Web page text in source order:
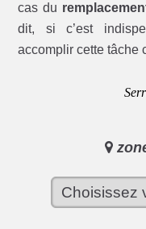
cas du
dit, si c’est
accomplir cette tâche